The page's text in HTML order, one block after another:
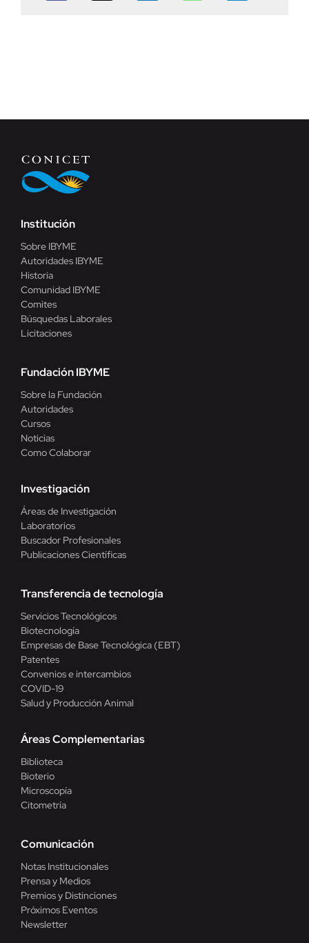
Institución
Sobre IBYME
Autoridades IBYME
Historia
Comunidad IBYME
Comites
Búsquedas Laborales
Licitaciones
Fundación IBYME
Sobre la Fundación
Autoridades
Cursos
Noticias
Como Colaborar
Investigación
Áreas de Investigación
Laboratorios
Buscador Profesionales
Publicaciones Científicas
Transferencia de tecnología
Servicios Tecnológicos
Biotecnología
Empresas de Base Tecnológica (EBT)
Patentes
Convenios e intercambios
COVID-19
Salud y Producción Animal
Áreas Complementarias
Biblioteca
Bioterio
Microscopía
Citometría
Comunicación
Notas Institucionales
Prensa y Medios
Premios y Distinciones
Próximos Eventos
Newsletter